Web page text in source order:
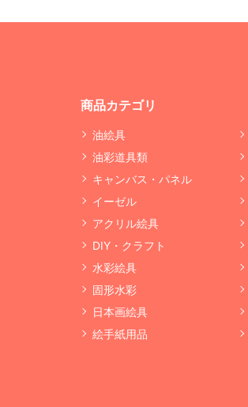
商品カテゴリ
油絵具
油彩道具類
キャンバス・パネル
イーゼル
アクリル絵具
DIY・クラフト
水彩絵具
固形水彩
日本画絵具
絵手紙用品